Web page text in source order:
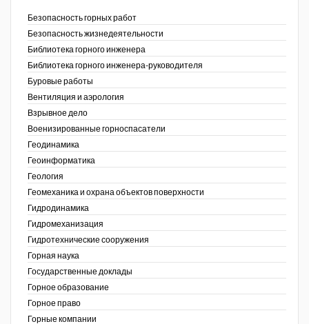
Безопасность горных работ
Безопасность жизнедеятельности
Библиотека горного инженера
Библиотека горного инженера-руководителя
Буровые работы
Вентиляция и аэрология
Взрывное дело
Военизированные горноспасатели
Геодинамика
Геоинформатика
Геология
Геомеханика и охрана объектов поверхности
Гидродинамика
Гидромеханизация
Гидротехнические сооружения
Горная наука
Государственные доклады
Горное образование
Горное право
Горные компании
Медицина катастроф
Минеральные ресурсы России
Нефтегазовые технологии
Нефтегазовая вертикаль
Промышленность и безопасность
Разведка и охрана недр
Стандарт качества